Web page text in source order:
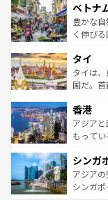
参照して
容にもい
照してほ
き、地方
できる
まで、
リティ
覧を参
ベトナ
豊かな
く伸び
急速な
ーチミ
醸し出
とつ。フ
ひ現地
が旅行
参照して
タイ
タイは
国だ。
の活気が
帯で自
いビー
激する
が待っ
た文化
香港
アジア
もって
み、どこ
ており
うな絶
シンガ
アジア
シンガ